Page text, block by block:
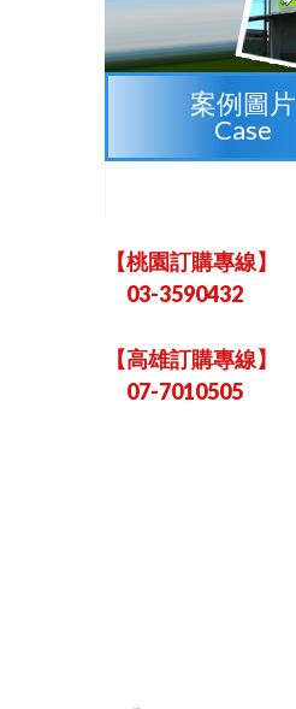
案例圖片
Case
【桃園訂購專線】
03-3590432
【高雄訂購專線】
07-7010505